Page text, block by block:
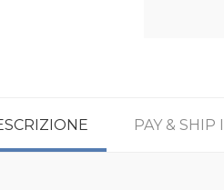
PAY & SHIP